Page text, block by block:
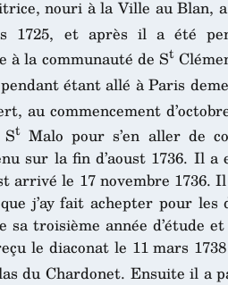
nouri à la Ville au Blan,
1725, et après il a été
à la communauté de St
étant allé à Paris
au commencement
StMalo pour s’en aller de
sur la fin d’aoust 1736. Il
arrivé le 17 novembre 1736.
j’ay fait achepter pour
troisième année d’étude
le diaconat le 11 mars
du Chardonet. Ensuite il a